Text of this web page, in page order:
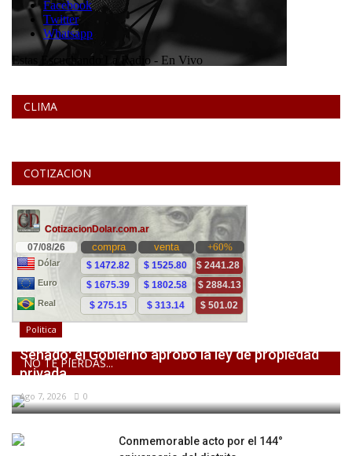
CLIMA
COTIZACION
NO TE PIERDAS...
Politica
Senado: el Gobierno aprobó la ley de propiedad
privada,...
Ago 7, 2026 0
Conmemorable acto por el 144°